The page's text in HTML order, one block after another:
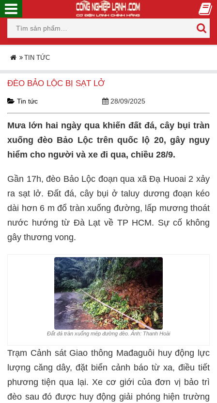
TIN TỨC
ĐÈO BẢO LỘC BỊ SẠT LỞ
Tin tức 28/09/2025
Mưa lớn hai ngày qua khiến đất đá, cây bụi tràn
xuống đèo Bảo Lộc trên quốc lộ 20, gây nguy
hiểm cho người và xe đi qua, chiều 28/9.
Gần 17h, đèo Bảo Lộc đoạn qua xã Đạ Huoai 2 xảy
ra sạt lở. Đất đá, cây bụi ở taluy dương đoạn kéo
dài hơn 6 m đổ tràn xuống đường, lấp mương thoát
nước hướng từ Đà Lạt về TP HCM. Sự cố không
gây thương vong.
Đất đá tràn xuống mép đường đèo. Ảnh: Thanh Hoài
Trạm Cảnh sát Giao thông Mađaguôi huy động lực
lượng căng dây, đặt biển cảnh báo từ xa, điều tiết
phương tiện qua lại. Xe cơ giới của đơn vị bảo trì
đèo sau đó được huy động giải phóng hiện trường